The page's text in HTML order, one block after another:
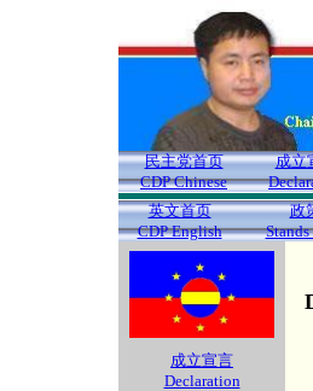
民主党首页
CDP Chinese
成立
英文首页
CDP English
政
成立宣言
Declaration